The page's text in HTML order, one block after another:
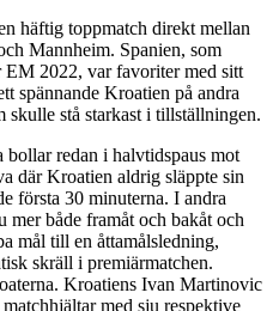
häftig toppmatch direkt mellan
Mannheim. Spanien, som
EM 2022, var favoriter med sitt
spännande Kroatien på andra
skulle stå starkast i tillställningen.
redan i halvtidspaus mot
där Kroatien aldrig släppte sin
första 30 minuterna. I andra
mer både framåt och bakåt och
mål till en åttamålsledning,
skräll i premiärmatchen.
Kroatiens Ivan Martinovic
med sju respektive